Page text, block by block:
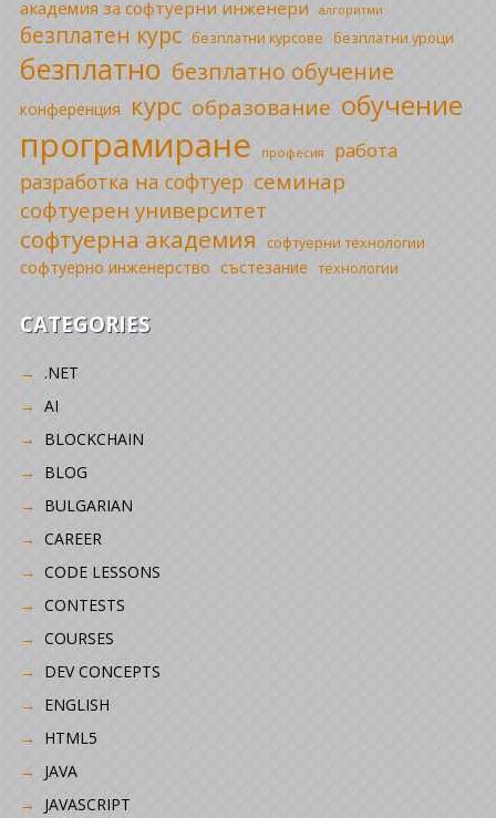
академия за софтуерни инженери алгоритми
безплатен курс безплатни курсове безплатни уроци
безплатно безплатно обучение
конференция курс образование обучение
програмиране професия работа
разработка на софтуер семинар
софтуерен университет
софтуерна академия софтуерни технологии
софтуерно инженерство състезание технологии
CATEGORIES
.NET
AI
BLOCKCHAIN
BLOG
BULGARIAN
CAREER
CODE LESSONS
CONTESTS
COURSES
DEV CONCEPTS
ENGLISH
HTML5
JAVA
JAVASCRIPT